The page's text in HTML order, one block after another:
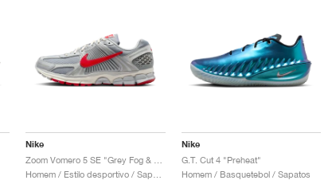
Nike Nike
G.T. Cut 4 "Preheat"
Homem / Basquetebol / Sapatos